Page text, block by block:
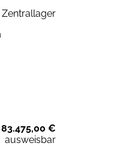
Zentrallager
83.475,00 €
ausweisbar